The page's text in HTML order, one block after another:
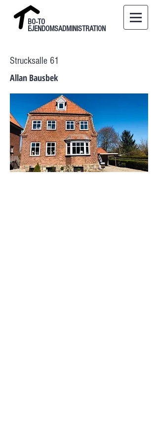
BO-TO
EJENDOMSADMINISTRATION
Strucksalle 61
Allan Bausbek